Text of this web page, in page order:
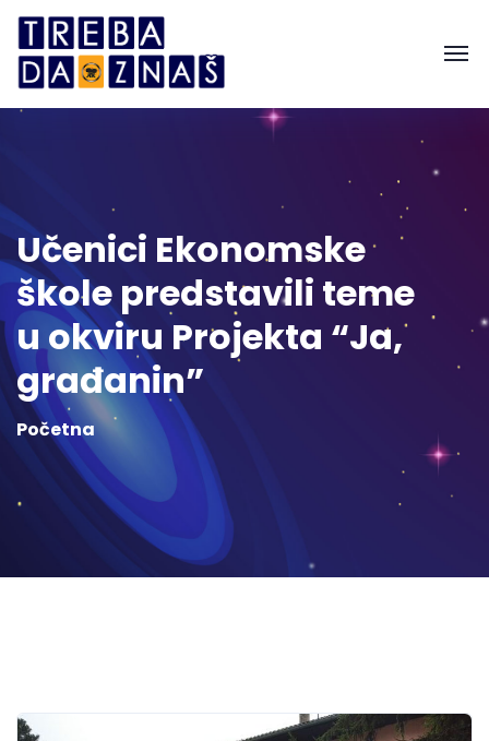
Učenici Ekonomske
škole predstavili teme
u okviru Projekta “Ja,
građanin”
Početna